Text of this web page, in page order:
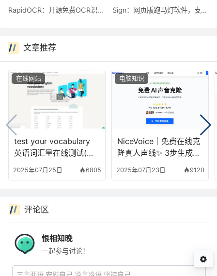
RapidOCR：开源免费OCR识别软件，实现高性能 OCR 识别 Sign：网页版跑马灯软件，支持手机电脑使用
文章推荐
test your vocabulary
英语词汇量在线测试(含
2025年07月25日 6805
在线网站
NiceVoice｜免费在线克
隆真人声线✨ 3步生成商
2025年07月23日 9120
电脑知识
评论区
恨相知晚
一起参与讨论！